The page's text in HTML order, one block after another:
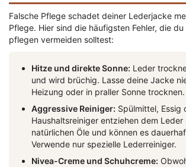
Falsche Pflege schadet deiner Lederjacke
Pflege. Hier sind die häufigsten Fehler, die
pflegen vermeiden solltest:
Hitze und direkte Sonne: Leder
und wird brüchig. Lasse deine Jacke
Heizung oder in praller Sonne trocknen.
Aggressive Reiniger: Spülmittel, Essig
Haushaltsreiniger entziehen dem Leder
natürlichen Öle und können es
Verwende nur spezielle Lederreiniger.
Nivea-Creme und Schuhcreme: